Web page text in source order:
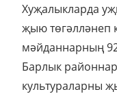
Хуҗалыкларда
җыю төгәлләнеп
мәйданнарның
Барлык
культураларны